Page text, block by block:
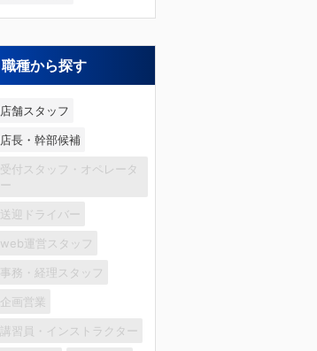
職種から探す
店舗スタッフ
店長・幹部候補
受付スタッフ・オペレータ
ー
送迎ドライバー
web運営スタッフ
事務・経理スタッフ
企画営業
講習員・インストラクター